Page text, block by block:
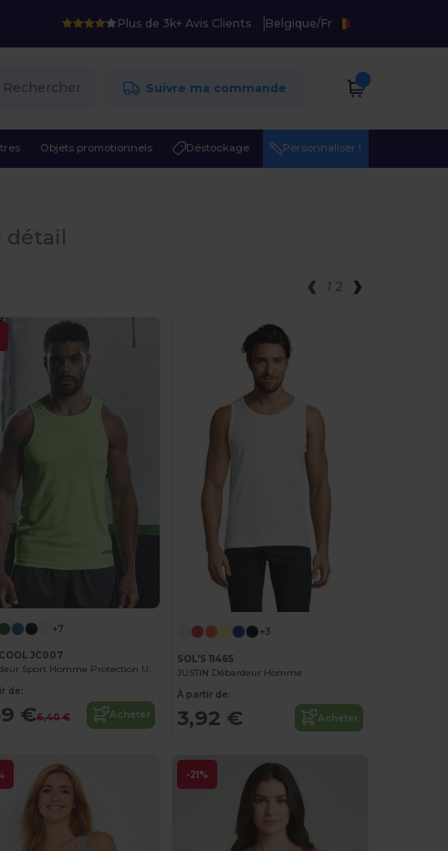
Plus de 3k+ Avis Clients Belgique/Fr
Rechercher Suivre ma commande
Objets promotionnels Déstockage Personnaliser !
détail
1 2
+7
JC007
Débardeur Sport Homme Protection UV 40+
de:
€6,40 € Acheter
+3
SOL'S 11465
JUSTIN Débardeur Homme
À partir de:
3,92 € Acheter
-21%